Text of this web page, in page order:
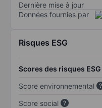
Dernière mise à jour
Données fournies par
Risques ESG
Scores des risques ESG
Score environnemental
Score social